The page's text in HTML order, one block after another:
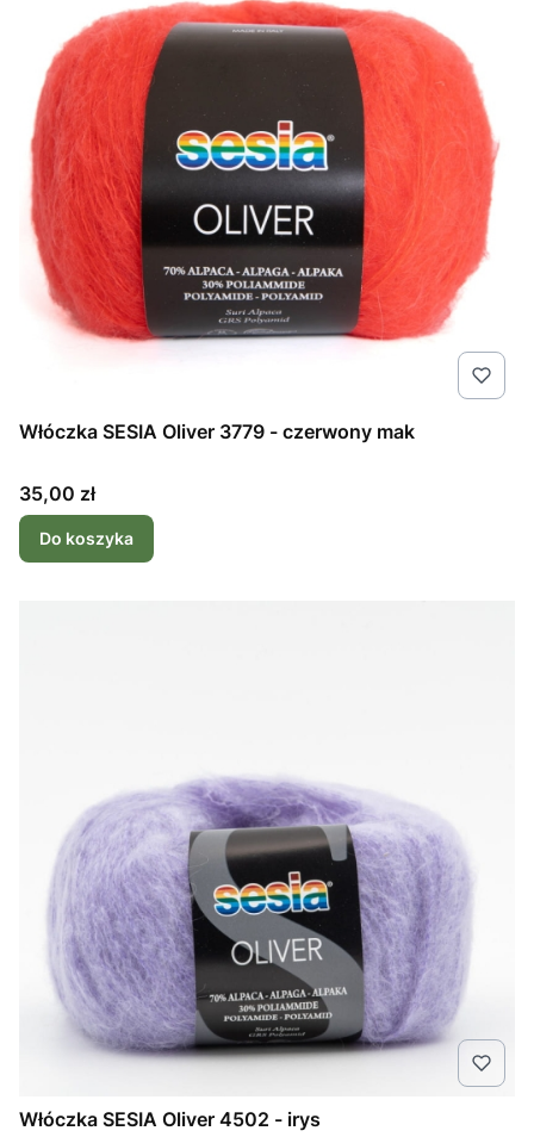
Włóczka SESIA Oliver 3779 - czerwony mak
Cena
35,00 zł
Do koszyka
Włóczka SESIA Oliver 4502 - irys